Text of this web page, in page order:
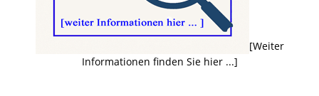
[Weiter
Informationen finden Sie hier ...]